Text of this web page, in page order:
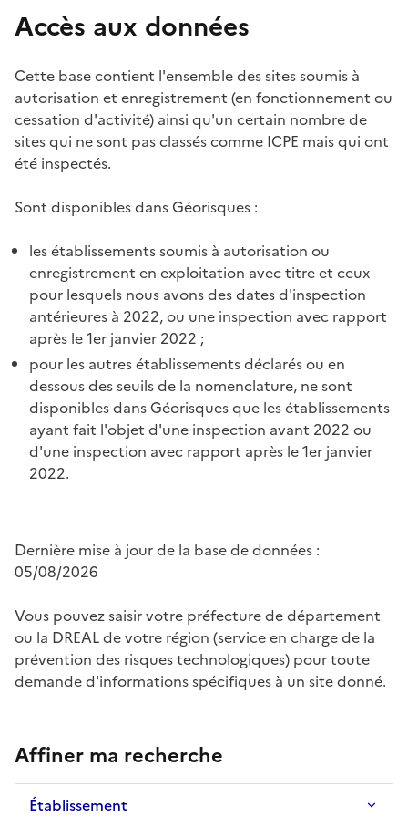
Accès aux données
Cette base contient l'ensemble des sites soumis à
autorisation et enregistrement (en fonctionnement ou
cessation d'activité) ainsi qu'un certain nombre de
sites qui ne sont pas classés comme ICPE mais qui ont
été inspectés.
Sont disponibles dans Géorisques :
les établissements soumis à autorisation ou
enregistrement en exploitation avec titre et ceux
pour lesquels nous avons des dates d'inspection
antérieures à 2022, ou une inspection avec rapport
après le 1er janvier 2022 ;
pour les autres établissements déclarés ou en
dessous des seuils de la nomenclature, ne sont
disponibles dans Géorisques que les établissements
ayant fait l'objet d'une inspection avant 2022 ou
d'une inspection avec rapport après le 1er janvier
2022.
Dernière mise à jour de la base de données :
05/08/2026
Vous pouvez saisir votre préfecture de département
ou la DREAL de votre région (service en charge de la
prévention des risques technologiques) pour toute
demande d'informations spécifiques à un site donné.
Affiner ma recherche
Établissement